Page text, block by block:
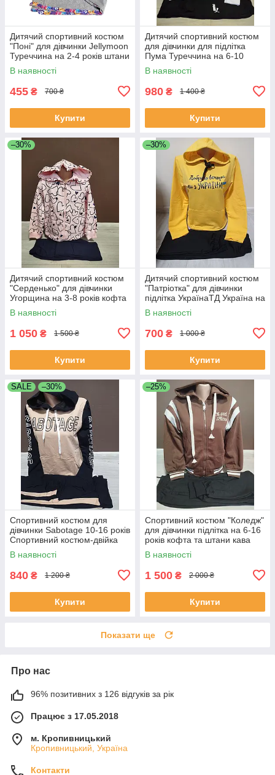
Дитячий спортивний костюм
"Поні" для дівчинки Jellymoon
Туреччина на 2-4 років штани
з кофтою
В наявності
455 ₴ 700 ₴
Купити
Дитячий спортивний костюм
для дівчинки для підлітка
Пума Туреччина на 6-10
років куртка і штани білий
В наявності
980 ₴ 1 400 ₴
Купити
–30%
Дитячий спортивний костюм
"Серденько" для дівчинки
Угорщина на 3-8 років кофта
та штани рожевий і червоний
В наявності
1 050 ₴ 1 500 ₴
Купити
–30%
Дитячий спортивний костюм
"Патріотка" для дівчинки
підлітка УкраїнаТД Україна на
5-6 років двійка худі та штани
В наявності
700 ₴ 1 000 ₴
Купити
SALE –30%
Спортивний костюм для
дівчинки Sabotage 10-16 років
Спортивний костюм-двійка
для дівчаток Худі зі штанами
В наявності
840 ₴ 1 200 ₴
Купити
–25%
Спортивний костюм "Коледж"
для дівчинки підлітка на 6-16
років кофта та штани кава
коричневи
В наявності
1 500 ₴ 2 000 ₴
Купити
Показати ще
Про нас
96% позитивних з 126 відгуків за рік
Працює з 17.05.2018
м. Кропивницький
Кропивницький, Україна
Контакти